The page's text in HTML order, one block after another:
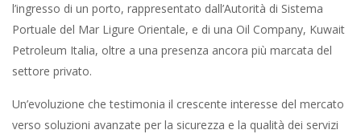
l’ingresso di un porto, rappresentato dall’Autorità di Sistema
Portuale del Mar Ligure Orientale, e di una Oil Company, Kuwait
Petroleum Italia, oltre a una presenza ancora più marcata del
settore privato.
Un’evoluzione che testimonia il crescente interesse del mercato
verso soluzioni avanzate per la sicurezza e la qualità dei servizi